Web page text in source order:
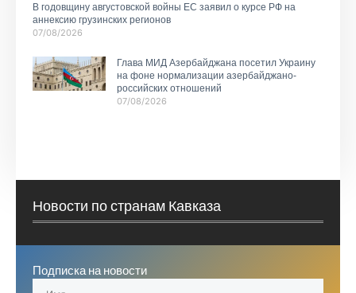
В годовщину августовской войны ЕС заявил о курсе РФ на
аннексию грузинских регионов
07/08/2026
Глава МИД Азербайджана посетил Украину
на фоне нормализации азербайджано-
российских отношений
07/08/2026
Новости по странам Кавказа
Подписка на новости